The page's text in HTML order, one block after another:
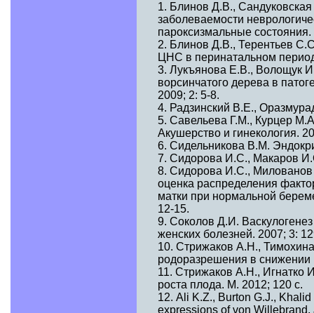
1. Блинов Д.В.,
заболеваемости
пароксизмальные
2. Блинов Д.В., Терентьев
ЦНС в перинатальном
3. Лукъянова Е.В., Волощук
ворсинчатого дерева в
2009; 2: 5-8.
4. Радзинский В.Е.,
5. Савельева Г.М., Курцер
Акушерство и гинекология.
6. Сидельникова В.М.
7. Сидорова И.С., Макаров
8. Сидорова И.С.,
оценка распределения
матки при нормальной
12-15.
9. Соколов Д.И.
женских болезней. 2007; 3:
10. Стрижаков А.Н.,
родоразрешения в снижении
11. Стрижаков А.Н., Игнатко
роста плода. М. 2012; 120 с.
12. Ali K.Z., Burton G.J.,
expressions of von